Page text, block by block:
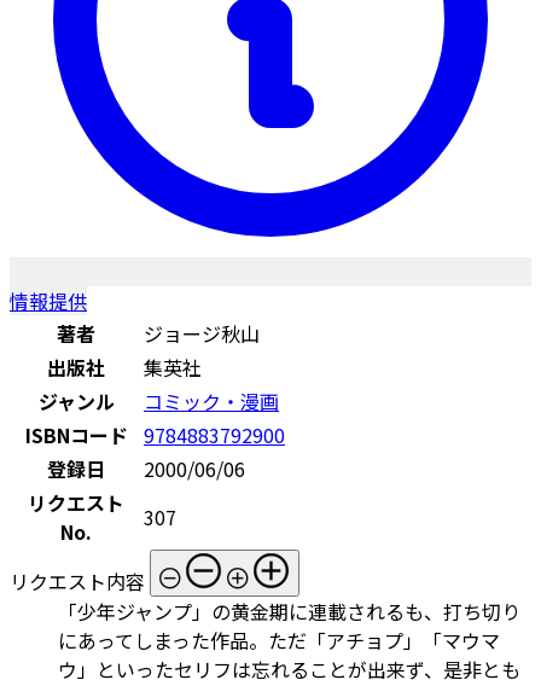
情報提供
著者
ジョージ秋山
出版社
集英社
ジャンル
コミック・漫画
ISBNコード 9784883792900
登録日
2000/06/06
リクエスト
No.
307
リクエスト内容
「少年ジャンプ」の黄金期に連載されるも、打ち切り
にあってしまった作品。ただ「アチョプ」「マウマ
ウ」といったセリフは忘れることが出来ず、是非とも